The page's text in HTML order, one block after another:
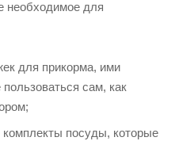
необходимое для
для прикорма, ими
сам, как
посуды, которые